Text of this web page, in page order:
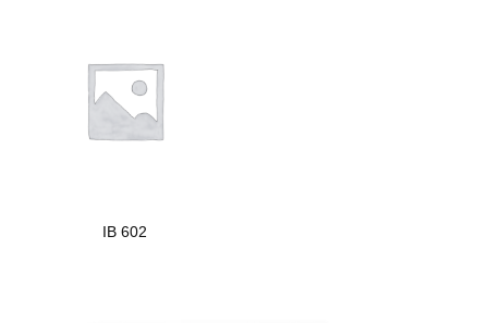
IB 602